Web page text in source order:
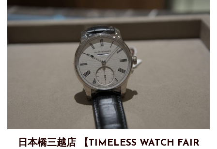
日本橋三越店 【TIMELESS WATCH FAIR